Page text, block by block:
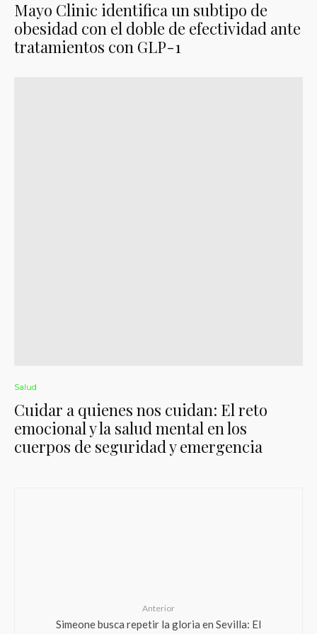
Mayo Clinic identifica un subtipo de
obesidad con el doble de efectividad ante
tratamientos con GLP-1
Salud
Cuidar a quienes nos cuidan: El reto
emocional y la salud mental en los
cuerpos de seguridad y emergencia
Anterior
Simeone busca repetir la gloria en Sevilla: El